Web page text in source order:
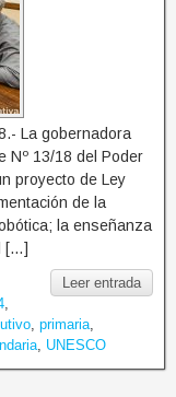
La gobernadora
Nº 13/18 del Poder
proyecto de Ley
de la
la enseñanza
[…]
Leer entrada
primaria
UNESCO